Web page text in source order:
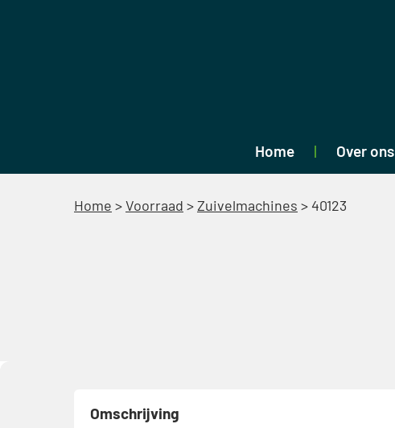
Home Over ons
Home >Voorraad >Zuivelmachines > 40123
Omschrijving